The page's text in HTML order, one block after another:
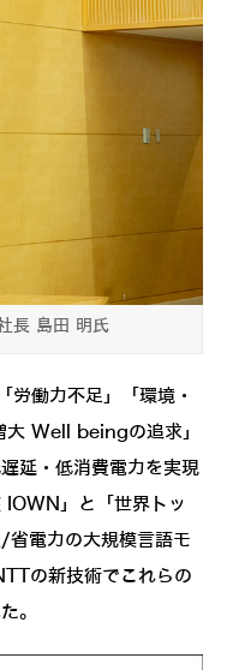
長 島田 明氏
労働力不足」「環境・
大 Well beingの追求」
延・低消費電力を実現
IOWN」と「世界トッ
省電力の大規模言語モ
の新技術でこれらの
。